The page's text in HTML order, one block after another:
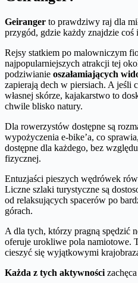
Geiranger to prawdziwy raj dla
przygód, gdzie każdy znajdzie coś
Rejsy statkiem po malowniczym
najpopularniejszych atrakcji tej
podziwianie oszałamiających
zapierają dech w piersiach. A jeśli
własnej skórze, kajakarstwo to
chwile blisko natury.
Dla rowerzystów dostępne są
wypożyczenia e-bike’a, co
dostępne dla każdego, bez
fizycznej.
Entuzjaści pieszych wędrówek
Liczne szlaki turystyczne są
od relaksujących spacerów po
górach.
A dla tych, którzy pragną spędzić
oferuje urokliwe pola namiotowe.
cieszyć się wyjątkowymi
Każda z tych aktywności